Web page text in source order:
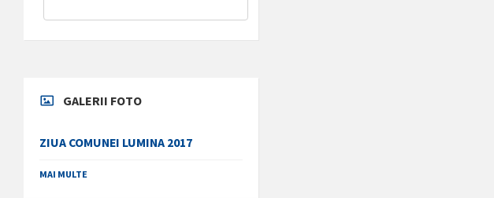
GALERII FOTO
ZIUA COMUNEI LUMINA 2017
MAI MULTE